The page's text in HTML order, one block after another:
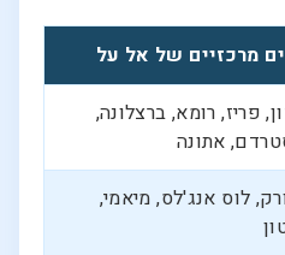
מרכזיים של אל על
פריז, רומא, ברצלונה,
אתונה
לוס אנג'לס, מיאמי,